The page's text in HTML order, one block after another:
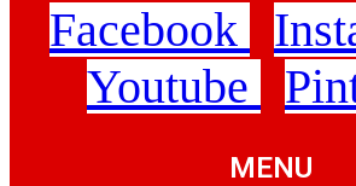
Facebook
Youtube
MENU